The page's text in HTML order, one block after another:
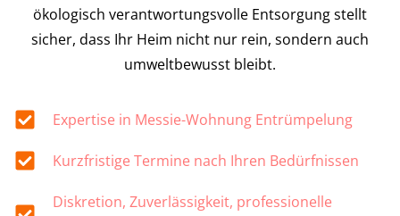
ökologisch verantwortungsvolle Entsorgung stellt
sicher, dass Ihr Heim nicht nur rein, sondern auch
umweltbewusst bleibt.
Expertise in Messie-Wohnung Entrümpelung
Kurzfristige Termine nach Ihren Bedürfnissen
Diskretion, Zuverlässigkeit, professionelle